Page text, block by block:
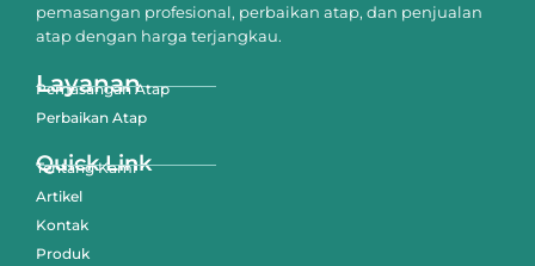
pemasangan profesional, perbaikan atap, dan penjualan
atap dengan harga terjangkau.
Layanan
Pemasangan Atap
Perbaikan Atap
Quick Link
Tentang Kami
Artikel
Kontak
Produk